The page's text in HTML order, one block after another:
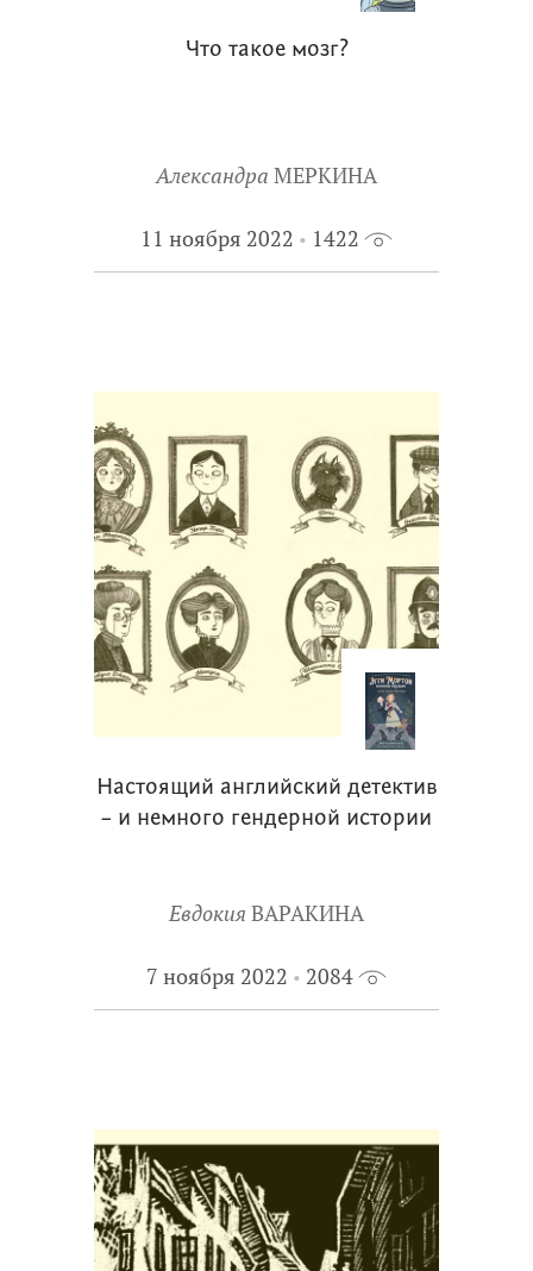
Что такое мозг?
Александра МЕРКИНА
11 ноября 2022 1422
Настоящий английский детектив
– и немного гендерной истории
Евдокия ВАРАКИНА
7 ноября 2022 2084